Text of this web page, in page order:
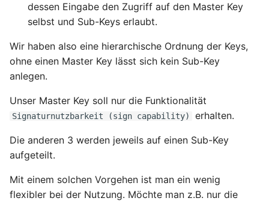
dessen Eingabe den Zugriff auf den Master Key
selbst und Sub-Keys erlaubt.
Wir haben also eine hierarchische Ordnung der Keys,
ohne einen Master Key lässt sich kein Sub-Key
anlegen.
Unser Master Key soll nur die Funktionalität
Signaturnutzbarkeit (sign capability) erhalten.
Die anderen 3 werden jeweils auf einen Sub-Key
aufgeteilt.
Mit einem solchen Vorgehen ist man ein wenig
flexibler bei der Nutzung. Möchte man z.B. nur die